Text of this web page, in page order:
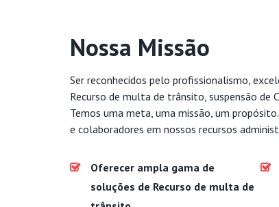
Nossa Missão
Ser reconhecidos pelo profissionalismo,
Recurso de multa de trânsito, suspensão de
Temos uma meta, uma missão, um
e colaboradores em nossos recursos
Oferecer ampla gama de
soluções de Recurso de multa de